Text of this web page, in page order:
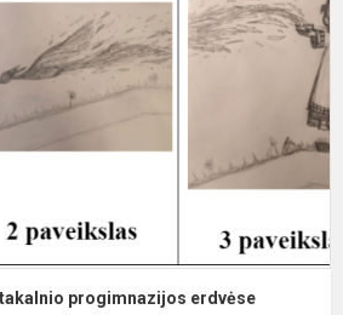
progimnazijos erdvėse